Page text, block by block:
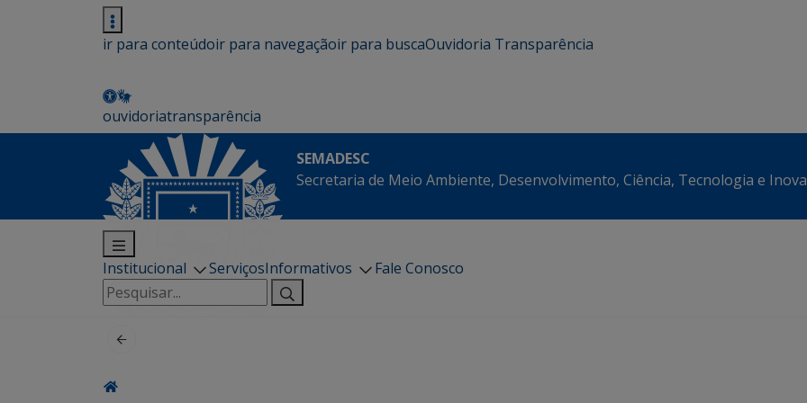
ir para conteúdoir para navegaçãoir para buscaOuvidoria Transparência
ouvidoriatransparência
SEMADESC
Secretaria de Meio Ambiente, Desenvolvimento, Ciência, Tecnologia e
Institucional ServiçosInformativos
Fale Conosco
Pesquisar
por: